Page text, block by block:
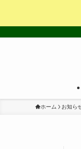
ホーム お知ら